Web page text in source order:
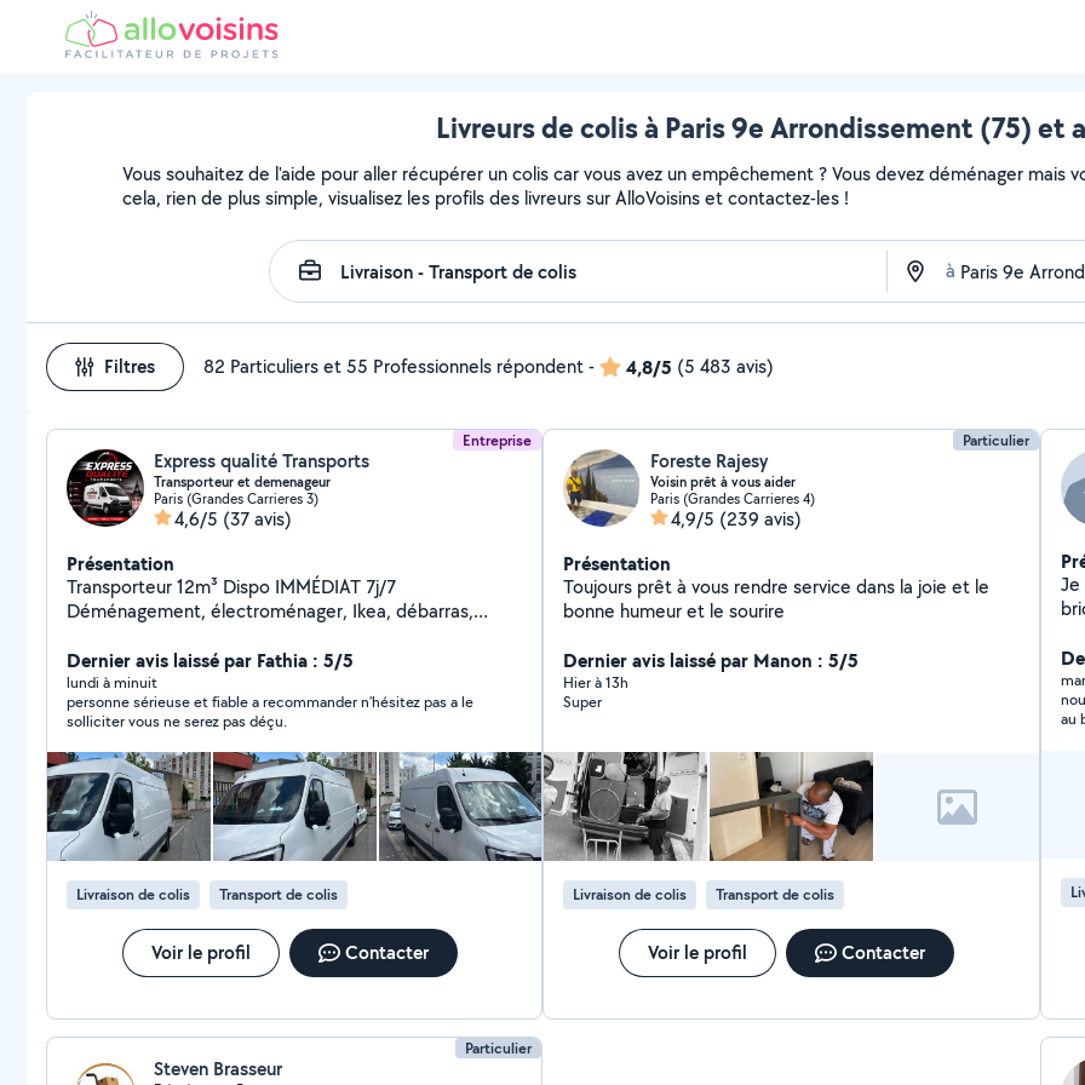
Livreurs de colis à Paris 9e Arrondissement (75) et
Vous souhaitez de l'aide pour aller récupérer un colis car vous avez un empêchement ? Vous devez déménager mais
cela, rien de plus simple, visualisez les profils des livreurs sur AlloVoisins et contactez-les !
à
Filtres 82 Particuliers et 55 Professionnels répondent- 4,8/5 (5 483 avis)
Entreprise
Express qualité Transports
Transporteur et demenageur
Paris (Grandes Carrieres 3)
4,6/5 (37 avis)
Présentation
Transporteur 12m³ Dispo IMMÉDIAT 7j/7
Déménagement, électroménager, Ikea, débarras,
(souvent dans l'heure) Aide au chargement possible
Prix correct, travail propre Paris & Île-de-France
Réponse en quelques minutes contactez-moi
maintenant
Dernier avis laissé par Fathia : 5/5
lundi à minuit
personne sérieuse et fiable a recommander n’hésitez pas a le
solliciter vous ne serez pas déçu.
Livraison de colis Transport de colis
Voir le profil Contacter
Particulier
Foreste Rajesy
Voisin prêt à vous aider
Paris (Grandes Carrieres 4)
4,9/5 (239 avis)
Présentation
Toujours prêt à vous rendre service dans la joie et le
bonne humeur et le sourire
Dernier avis laissé par Manon : 5/5
Hier à 13h
Super
Livraison de colis Transport de colis
Voir le profil Contacter
Je
au
Particulier
Steven Brasseur